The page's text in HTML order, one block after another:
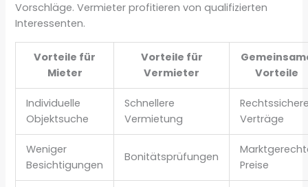
Vorschläge. Vermieter profitieren von qualifizierten
Interessenten.
Vorteile für
Mieter
Vorteile für
Vermieter
Vorteile
Individuelle
Objektsuche
Schnellere
Vermietung
Verträge
Weniger
Besichtigungen
Bonitätsprüfungen
Preise